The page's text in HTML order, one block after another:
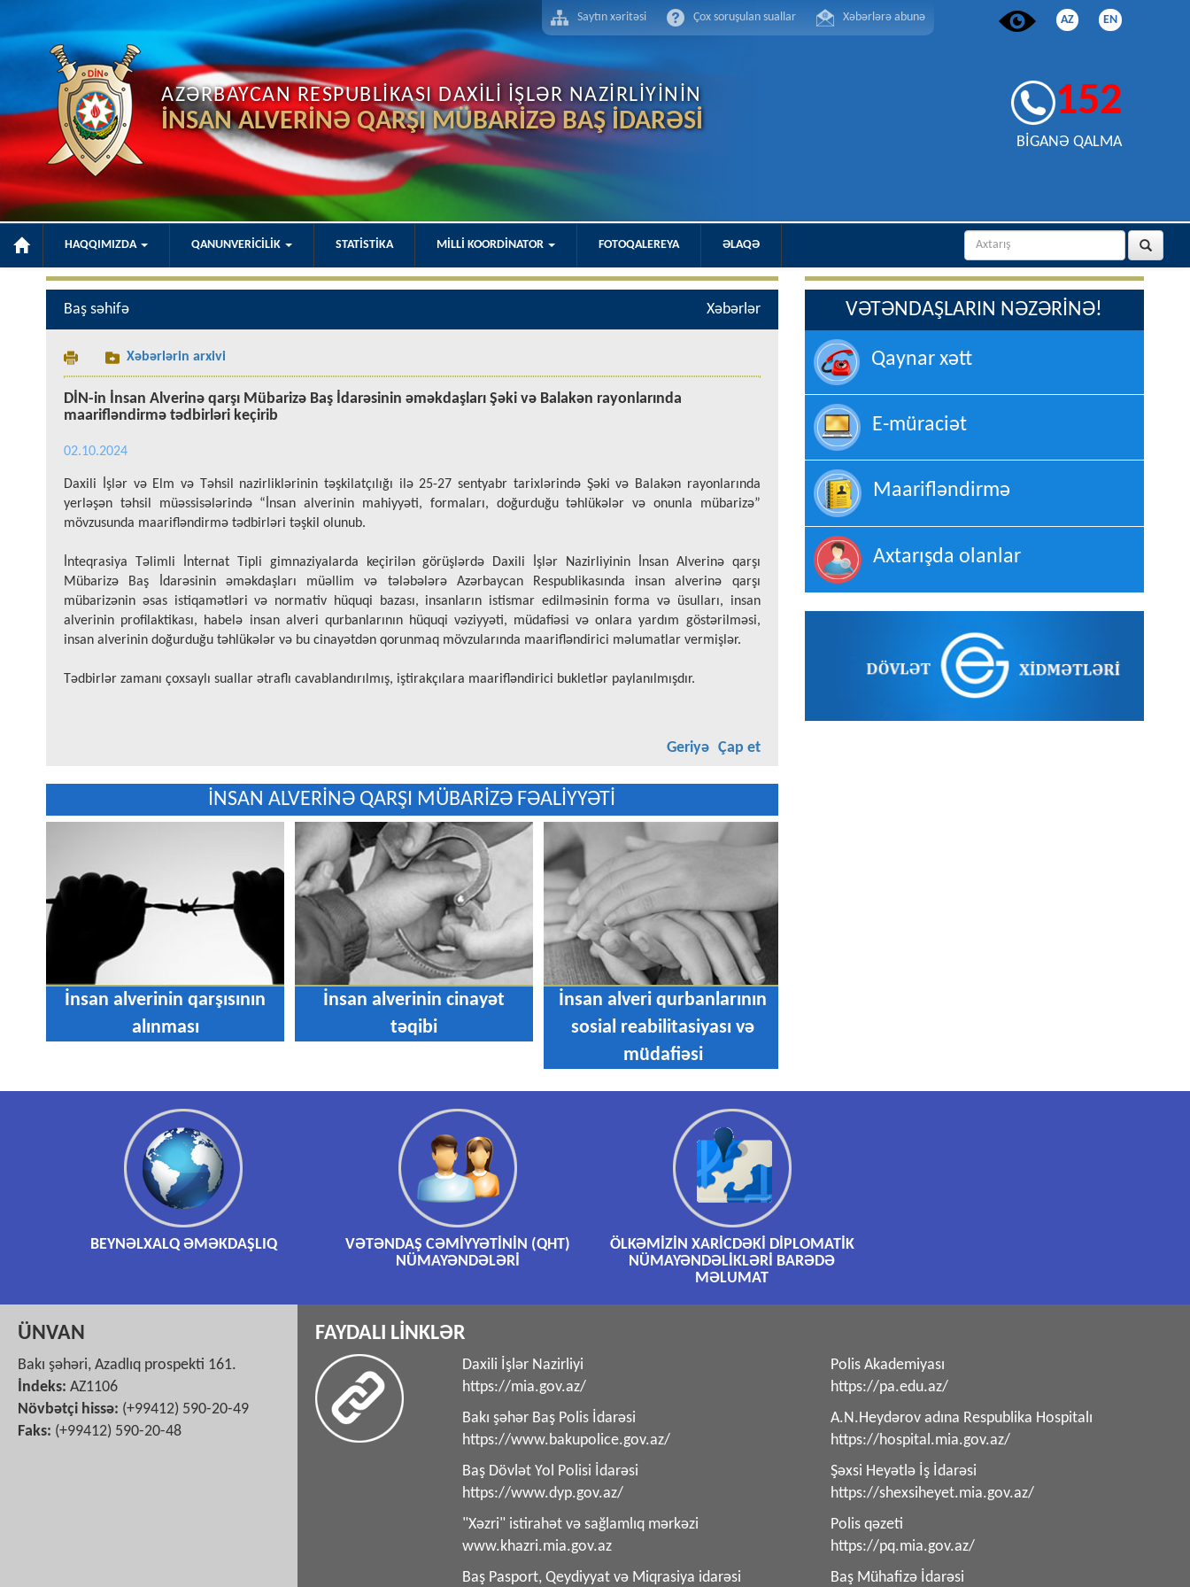
AZƏRBAYCAN RESPUBLİKASI DAXİLİ İŞLƏR NAZİRLİYİNİN
İNSAN ALVERİNƏ QARŞI MÜBARİZƏ BAŞ İDARƏSİ 152
BİGANƏ QALMA
Saytın xəritəsi Çox soruşulan suallar Xəbərlərə abunə AZ EN
HAQQIMIZDA QANUNVERİCİLİK STATİSTİKA MİLLİ KOORDİNATOR FOTOQALEREYA ƏLAQƏ
Baş səhifə Xəbərlər
Xəbərlərin arxivi
DİN-in İnsan Alverinə qarşı Mübarizə Baş İdarəsinin əməkdaşları Şəki və Balakən rayonlarında
maarifləndirmə tədbirləri keçirib
02.10.2024
Daxili İşlər və Elm və Təhsil nazirliklərinin təşkilatçılığı ilə 25-27 sentyabr tarixlərində Şəki və Balakən rayonlarında
yerləşən təhsil müəssisələrində “İnsan alverinin mahiyyəti, formaları, doğurduğu təhlükələr və onunla mübarizə”
mövzusunda maarifləndirmə tədbirləri təşkil olunub.
İnteqrasiya Təlimli İnternat Tipli gimnaziyalarda keçirilən görüşlərdə Daxili İşlər Nazirliyinin İnsan Alverinə qarşı
Mübarizə Baş İdarəsinin əməkdaşları müəllim və tələbələrə Azərbaycan Respublikasında insan alverinə qarşı
mübarizənin əsas istiqamətləri və normativ hüquqi bazası, insanların istismar edilməsinin forma və üsulları, insan
alverinin profilaktikası, habelə insan alveri qurbanlarının hüquqi vəziyyəti, müdafiəsi və onlara yardım göstərilməsi,
insan alverinin doğurduğu təhlükələr və bu cinayətdən qorunmaq mövzularında maarifləndirici məlumatlar vermişlər.
Tədbirlər zamanı çoxsaylı suallar ətraflı cavablandırılmış, iştirakçılara maarifləndirici bukletlər paylanılmışdır.
Çap et
Geriyə
İNSAN ALVERİNƏ QARŞI MÜBARİZƏ FƏALİYYƏTİ
İnsan alverinin qarşısının
alınması
İnsan alverinin cinayət
təqibi
İnsan alveri qurbanlarının
sosial reabilitasiyası və
müdafiəsi
VƏTƏNDAŞLARIN NƏZƏRİNƏ!
Qaynar xətt
E-müraciət
Maarifləndirmə
Axtarışda olanlar
BEYNƏLXALQ ƏMƏKDAŞLIQ
VƏTƏNDAŞ CƏMİYYƏTİNİN (QHT)
NÜMAYƏNDƏLƏRİ
ÖLKƏMİZİN XARİCDƏKİ DİPLOMATİK
NÜMAYƏNDƏLİKLƏRİ BARƏDƏ
MƏLUMAT
ÜNVAN
Bakı şəhəri, Azadlıq prospekti 161.
İndeks: AZ1106
Növbətçi hissə: (+99412) 590-20-49
Faks: (+99412) 590-20-48
FAYDALI LİNKLƏR
Daxili İşlər Nazirliyi
https://mia.gov.az/
Bakı şəhər Baş Polis İdarəsi
https://www.bakupolice.gov.az/
Baş Dövlət Yol Polisi İdarəsi
https://www.dyp.gov.az/
"Xəzri" istirahət və sağlamlıq mərkəzi
www.khazri.mia.gov.az
Baş Pasport, Qeydiyyat və Miqrasiya idarəsi
Polis Akademiyası
https://pa.edu.az/
A.N.Heydərov adına Respublika Hospitalı
https://hospital.mia.gov.az/
Şəxsi Heyətlə İş İdarəsi
https://shexsiheyet.mia.gov.az/
Polis qəzeti
https://pq.mia.gov.az/
Baş Mühafizə İdarəsi